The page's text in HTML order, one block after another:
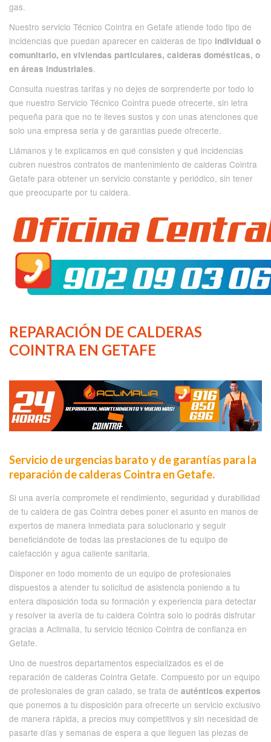
gas.
Nuestro servicio Técnico Cointra en Getafe atiende todo tipo de
incidencias que puedan aparecer en calderas de tipo individual o
comunitario, en viviendas particulares, calderas domésticas, o
en áreas industriales.
Consulta nuestras tarifas y no dejes de sorprenderte por todo lo
que nuestro Servicio Técnico Cointra puede ofrecerte, sin letra
pequeña para que no te lleves sustos y con unas atenciones que
solo una empresa seria y de garantias puede ofrecerte.
Llámanos y te explicamos en qué consisten y qué incidencias
cubren nuestros contratos de mantenimiento de calderas Cointra
Getafe para obtener un servicio constante y periódico, sin tener
que preocuparte por tu caldera.
REPARACIÓN DE CALDERAS
COINTRA EN GETAFE
Servicio de urgencias barato y de garantías para la
reparación de calderas Cointra en Getafe.
Si una avería compromete el rendimiento, seguridad y durabilidad
de tu caldera de gas Cointra debes poner el asunto en manos de
expertos de manera inmediata para solucionarlo y seguir
beneficiándote de todas las prestaciones de tu equipo de
calefacción y agua caliente sanitaria.
Disponer en todo momento de un equipo de profesionales
dispuestos a atender tu solicitud de asistencia poniendo a tu
entera disposición toda su formación y experiencia para detectar
y resolver la avería de tu caldera Cointra solo lo podrás disfrutar
gracias a Aclimalia, tu servicio técnico Cointra de confianza en
Getafe.
Uno de nuestros departamentos especializados es el de
reparación de calderas Cointra Getafe. Compuesto por un equipo
de profesionales de gran calado, se trata de auténticos expertos
que ponemos a tu disposición para ofrecerte un servicio exclusivo
de manera rápida, a precios muy competitivos y sin necesidad de
pasarte días y semanas de espera a que lleguen las piezas de